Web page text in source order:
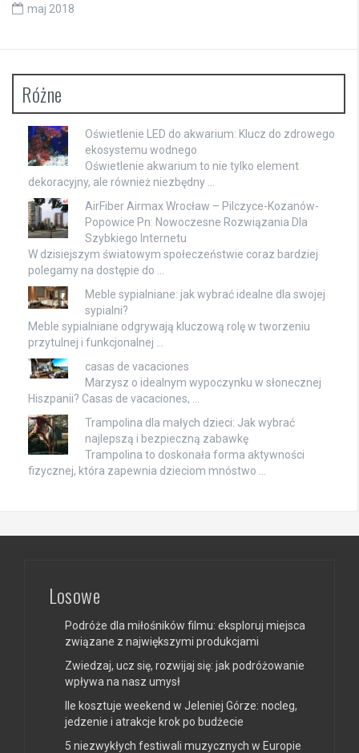
maj 2018
Różne
Oświetlenie LED do akwarium: Klucz do zdrowego
ekosystemu wodnego
Oświetlenie akwarium to nie tylko element
dekoracyjny, ale również niezbędny …
AirFiber Airmax Wrocław – Pilczyce-Kozanów-
Popowice Pn: Nowoczesne Rozwiązania Dla
Szybkiego Internetu
W dzisiejszym światowym społeczeństwie coraz bardziej
polegamy na dostępie do …
Meble sypialniane: jak wybrać idealne dla swojej
sypialni?
Meble sypialniane odgrywają kluczową rolę w tworzeniu
przytulnej i funkcjonalnej …
casas de vacaciones
Marzysz o idealnym wypoczynku w słonecznej
Hiszpanii? Casas de vacaciones, …
Trampolina dla małych dzieci: Jak wybrać
najlepszą i bezpieczną zabawkę
Trampolina to doskonała forma aktywności
fizycznej, która zapewnia dzieciom mnóstwo …
Losowe
Podróże dla miłośników filmu: eksploruj miejsca
związane z największymi produkcjami
Zwiedzaj, ucz się, rozwijaj się: jak podróżowanie
wpływa na nasz umysł
Ile kosztuje weekend w Jeleniej Górze: nocleg,
jedzenie i atrakcje krok po budżecie
5 niezwykłych festiwali muzycznych w Europie